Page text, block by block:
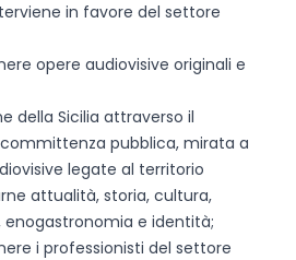
in favore del settore
opere audiovisive originali e
della Sicilia attraverso il
pubblica, mirata a
legate al territorio
attualità, storia, cultura,
enogastronomia e identità;
i professionisti del settore